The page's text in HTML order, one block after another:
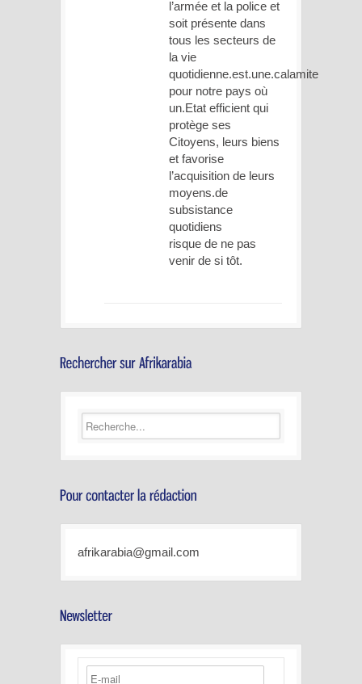
l’armée et la police et
soit présente dans
tous les secteurs de
la vie
quotidienne.est.une.calamite
pour notre pays où
un.Etat efficient qui
protège ses
Citoyens, leurs biens
et favorise
l’acquisition de leurs
moyens.de
subsistance
quotidiens
risque de ne pas
venir de si tôt.
afrikarabia@gmail.com